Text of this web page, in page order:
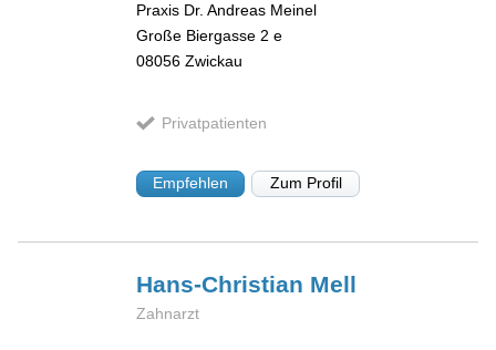
Praxis Dr. Andreas Meinel
Große Biergasse 2 e
08056 Zwickau
Privatpatienten
Empfehlen Zum Profil
Hans-Christian Mell
Zahnarzt